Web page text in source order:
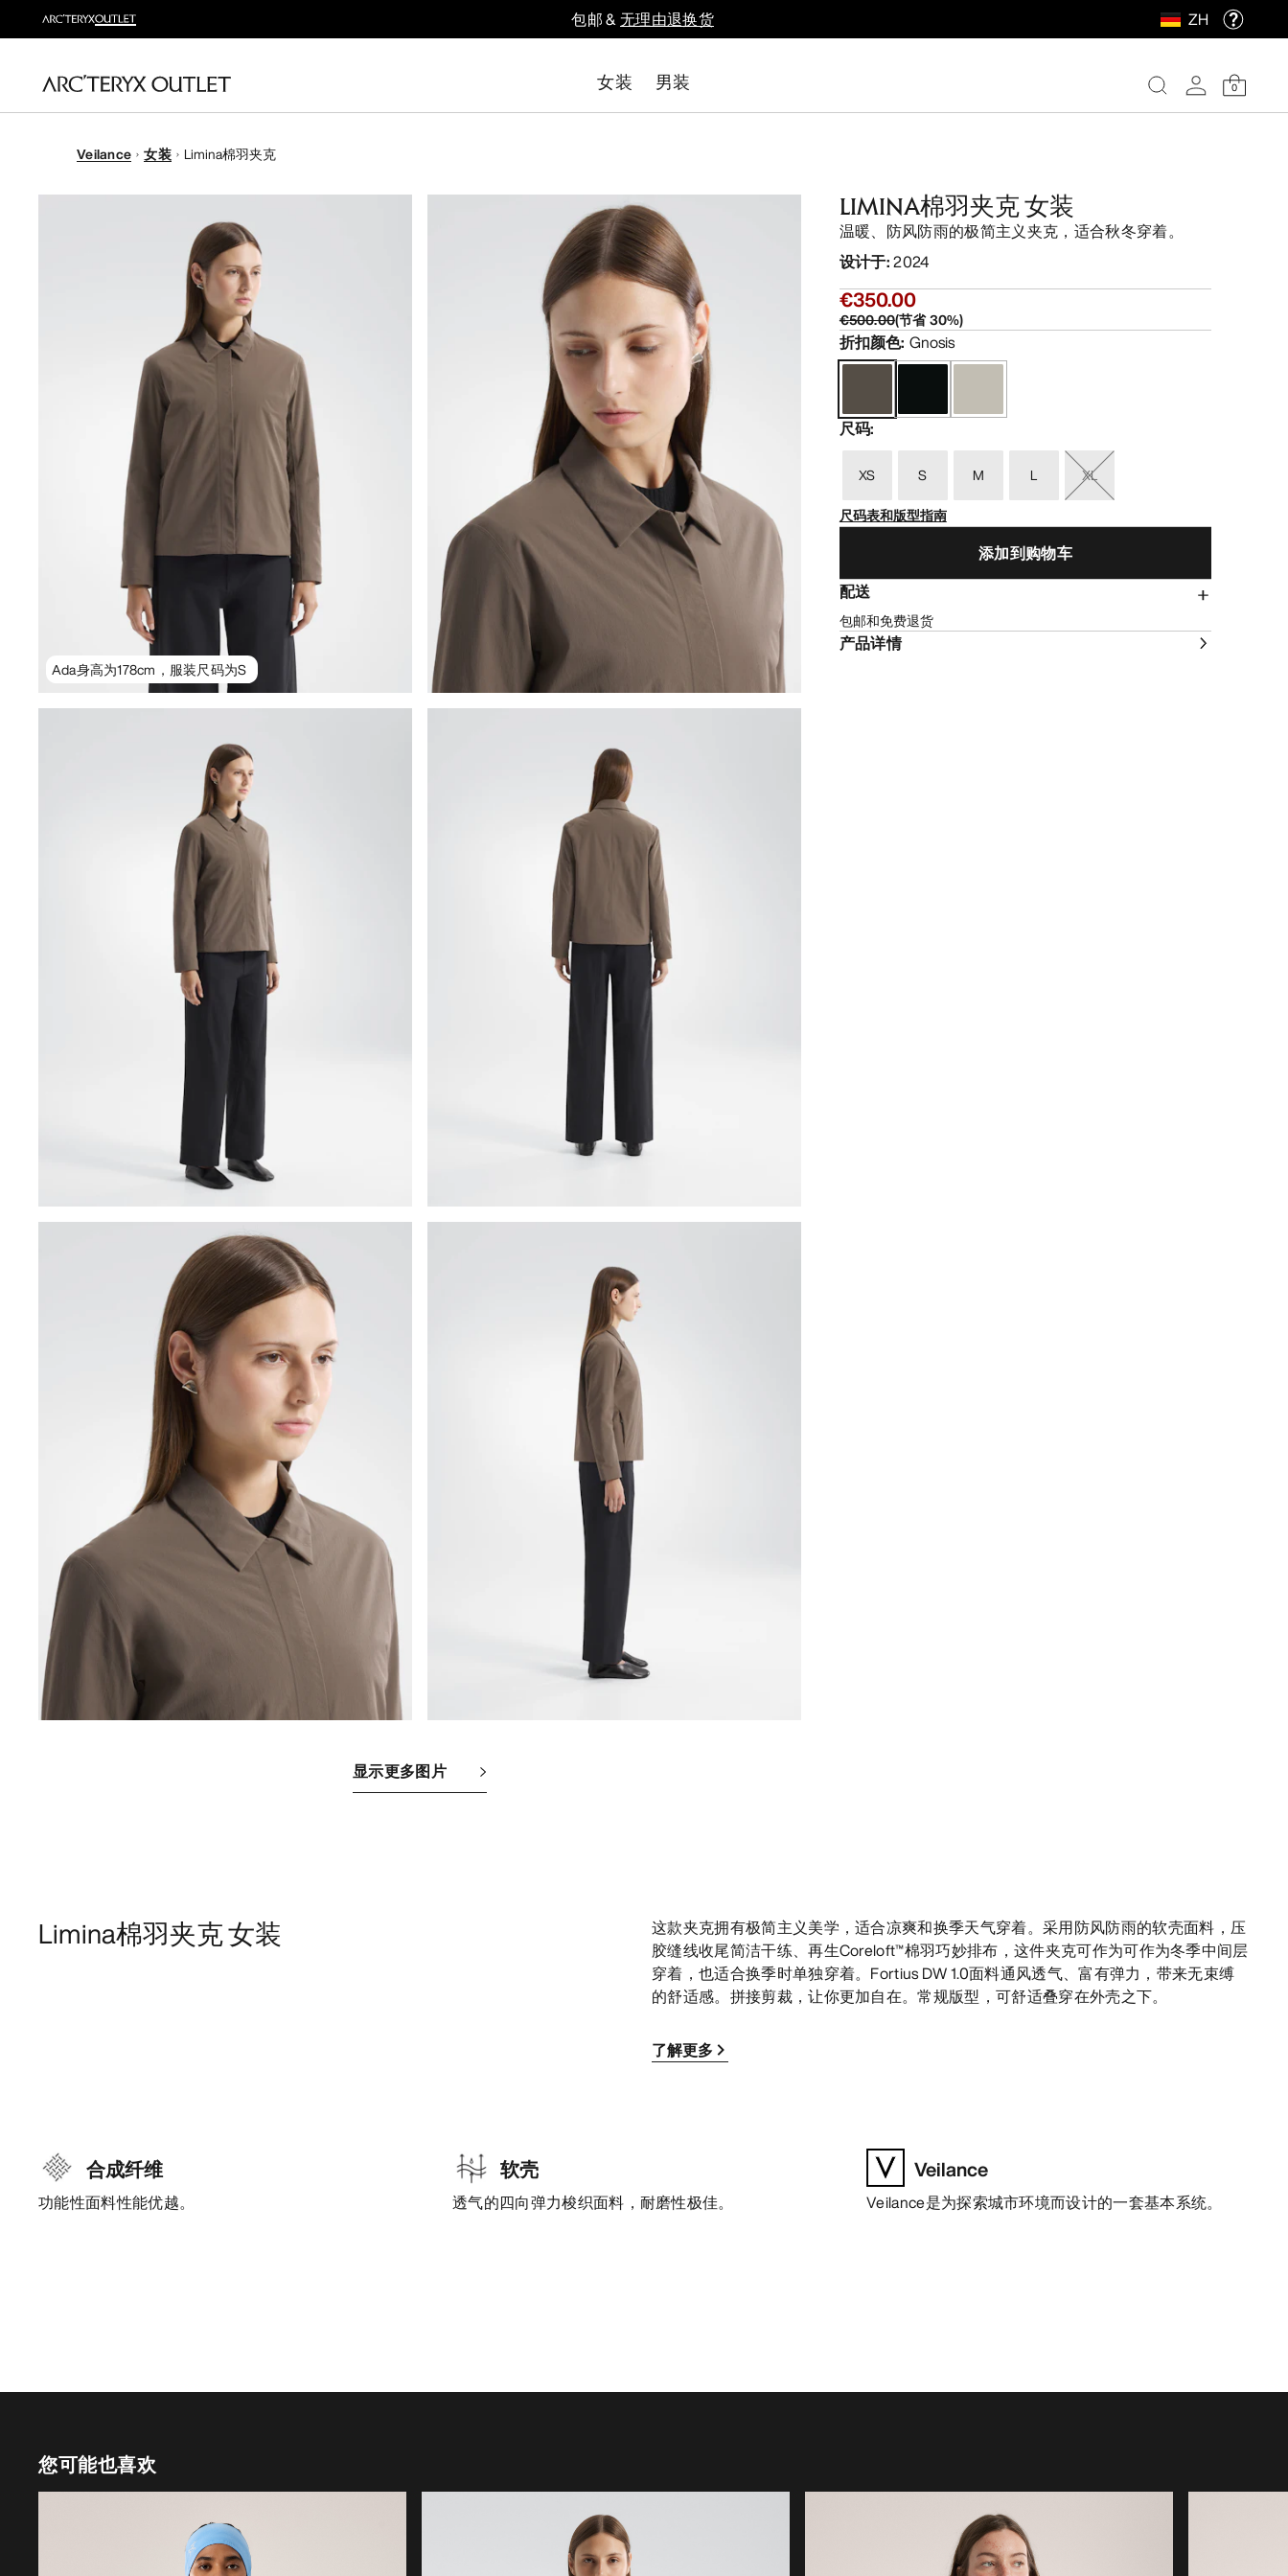
包邮 &无理由退换货 ZH
女装 男装 0
Veilance 女装 Limina棉羽夹克
Ada身高为178cm，服装尺码为S
显示更多图片
LIMINA棉羽夹克 女装
温暖、防风防雨的极简主义夹克，适合秋冬穿着。
设计于:2024
€350.00
€500.00(节省30%)
折扣颜色: Gnosis
尺码:
XS S M L
XL
尺码表和版型指南
添加到购物车
配送
包邮和免费退货
产品详情
Limina棉羽夹克 女装
这款夹克拥有极简主义美学，适合凉爽和换季天气穿着。采用防风防雨的软壳面料，压
胶缝线收尾简洁干练、再生Coreloft™棉羽巧妙排布，这件夹克可作为可作为冬季中间层
穿着，也适合换季时单独穿着。Fortius DW 1.0面料通风透气、富有弹力，带来无束缚
的舒适感。拼接剪裁，让你更加自在。常规版型，可舒适叠穿在外壳之下。
了解更多
合成纤维
功能性面料性能优越。
软壳
透气的四向弹力梭织面料，耐磨性极佳。
Veilance
Veilance是为探索城市环境而设计的一套基本系统。
您可能也喜欢